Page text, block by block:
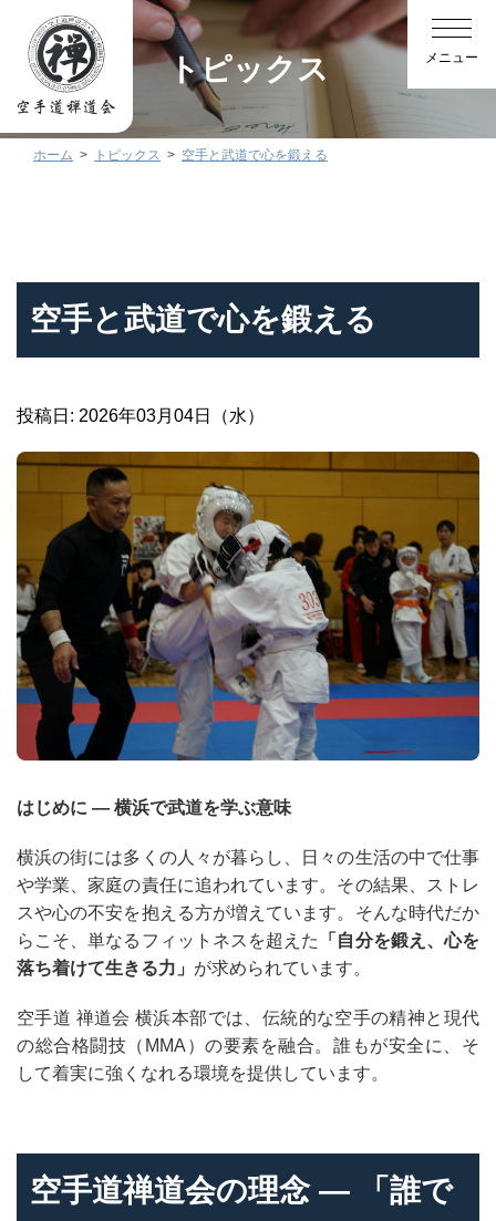
トピックス
ホーム トピックス 空手と武道で心を鍛える
空手と武道で心を鍛える
投稿日: 2026年03月04日（水）
はじめに ― 横浜で武道を学ぶ意味
横浜の街には多くの人々が暮らし、日々の生活の中で仕事
や学業、家庭の責任に追われています。その結果、ストレ
スや心の不安を抱える方が増えています。そんな時代だか
らこそ、単なるフィットネスを超えた
「自分を鍛え、心を
落ち着けて生きる力」 が求められています。
空手道 禅道会 横浜本部では、伝統的な空手の精神と現代
の総合格闘技（MMA）の要素を融合。誰もが安全に、そ
して着実に強くなれる環境を提供しています。
空手道禅道会の理念 ― 「誰で